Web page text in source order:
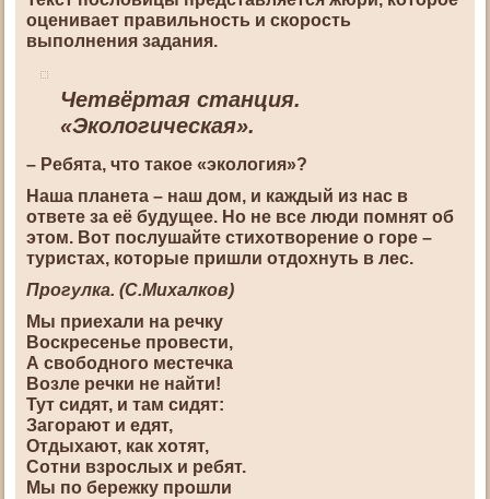
оценивает правильность и скорость
выполнения задания.
Четвёртая станция.
«Экологическая».
– Ребята, что такое «экология»?
Наша планета – наш дом, и каждый из нас в
ответе за её будущее. Но не все люди помнят об
этом. Вот послушайте стихотворение о горе –
туристах, которые пришли отдохнуть в лес.
Прогулка. (С.Михалков)
Мы приехали на речку
Воскресенье провести,
А свободного местечка
Возле речки не найти!
Тут сидят, и там сидят:
Загорают и едят,
Отдыхают, как хотят,
Сотни взрослых и ребят.
Мы по бережку прошли